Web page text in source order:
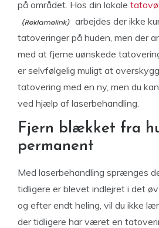
på området. Hos din lokale
arbejdes der ikke
tatoveringer på huden, men der
med at fjerne uønskede
er selvfølgelig muligt at
tatovering med en ny, men du
ved hjælp af laserbehandling.
Fjern blækket fra
permanent
Med laserbehandling sprænges
tidligere er blevet indlejret i det
og efter endt heling, vil du ikke
der tidligere har været en